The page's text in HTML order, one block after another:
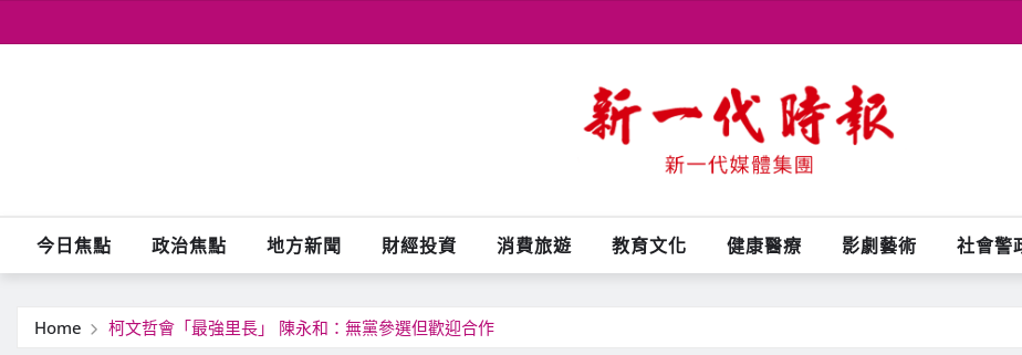
to
今日焦點 政治焦點 地方新聞 財經投資 消費旅遊 教育文化 健康醫療 影劇藝術 社會警
Home 柯文哲會「最強里長」 陳永和：無黨參選但歡迎合作